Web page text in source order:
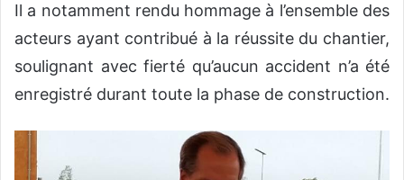
Il a notamment rendu hommage à l’ensemble des
acteurs ayant contribué à la réussite du chantier,
soulignant avec fierté qu’aucun accident n’a été
enregistré durant toute la phase de construction.